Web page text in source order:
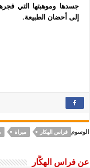
جسدها وموهبتها التي
إلى أحضان الطبيعة.
الوسوم فراس الهكار مبراة
عن فراس الهكَّار